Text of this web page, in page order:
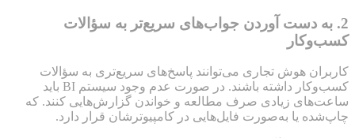
2. به دست آوردن جواب‌های سریع‌تر به سؤالات
کسب‌وکار
کاربران هوش تجاری می‌توانند پاسخ‌های سریع‌تری به سؤالات
کسب‌وکار داشته باشند. در صورت عدم وجود سیستم BI باید
ساعت‌های زیادی صرف مطالعه و خواندن گزارش‌هایی کنند. که
چاپ‌شده یا به‌صورت فایل‌هایی در کامپیوترشان قرار دارد.